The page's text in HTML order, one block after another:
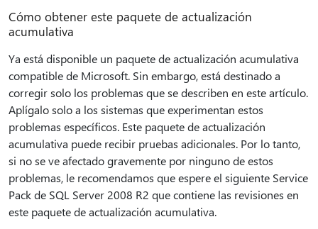
Cómo obtener este paquete de actualización
acumulativa
Ya está disponible un paquete de actualización acumulativa
compatible de Microsoft. Sin embargo, está destinado a
corregir solo los problemas que se describen en este artículo.
Aplígalo solo a los sistemas que experimentan estos
problemas específicos. Este paquete de actualización
acumulativa puede recibir pruebas adicionales. Por lo tanto,
si no se ve afectado gravemente por ninguno de estos
problemas, le recomendamos que espere el siguiente Service
Pack de SQL Server 2008 R2 que contiene las revisiones en
este paquete de actualización acumulativa.